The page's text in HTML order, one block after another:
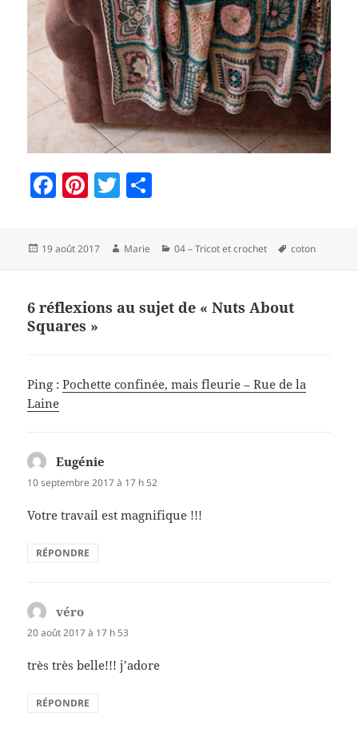
F
a
c
e
o
o
Pi
nt
es
T
w
er a
er
Publié
19 août 2017 Auteur
Marie Catégories
04 – Tricot et crochet
Mots-
coton
6 réflexions au sujet de « Nuts About
Squares »
Ping :Pochette confinée, mais fleurie – Rue de la
Laine
Eugénie
10 septembre 2017 à 17 h 52
Votre travail est magnifique !!!
RÉPONDRE
véro
20 août 2017 à 17 h 53
très très belle!!! j’adore
RÉPONDRE